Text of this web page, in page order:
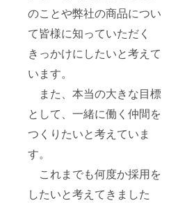
のことや弊社の商品につい
て皆様に知っていただく
きっかけにしたいと考えて
います。
また、本当の大きな目標
として、一緒に働く仲間を
つくりたいと考えていま
す。
これまでも何度か採用を
したいと考えてきました